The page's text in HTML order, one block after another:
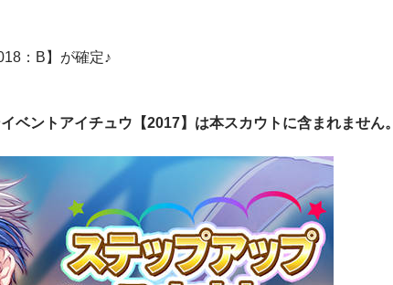
：B】が確定♪
ントアイチュウ【2017】は本スカウトに含まれません。